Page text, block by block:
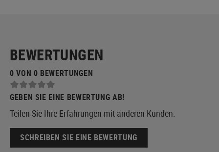
BEWERTUNGEN
0 VON 0 BEWERTUNGEN
GEBEN SIE EINE BEWERTUNG AB!
Teilen Sie Ihre Erfahrungen mit anderen Kunden.
SCHREIBEN SIE EINE BEWERTUNG